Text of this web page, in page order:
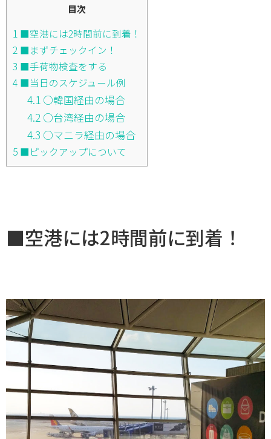
目次
1 ■空港には2時間前に到着！
2 ■まずチェックイン！
3 ■手荷物検査をする
4 ■当日のスケジュール例
4.1 ○韓国経由の場合
4.2 ○台湾経由の場合
4.3 ○マニラ経由の場合
5 ■ピックアップについて
■空港には2時間前に到着！